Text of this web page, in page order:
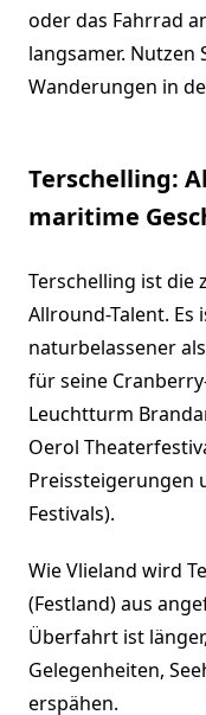
oder das Fahrrad
langsamer. Nutzen
Wanderungen in
Terschelling:
maritime
Terschelling ist die
Allround-Talent. Es
naturbelassener
für seine
Leuchtturm
Oerol
Preissteigerungen
Festivals).
Wie Vlieland wird
(Festland) aus
Überfahrt ist
Gelegenheiten,
erspähen.